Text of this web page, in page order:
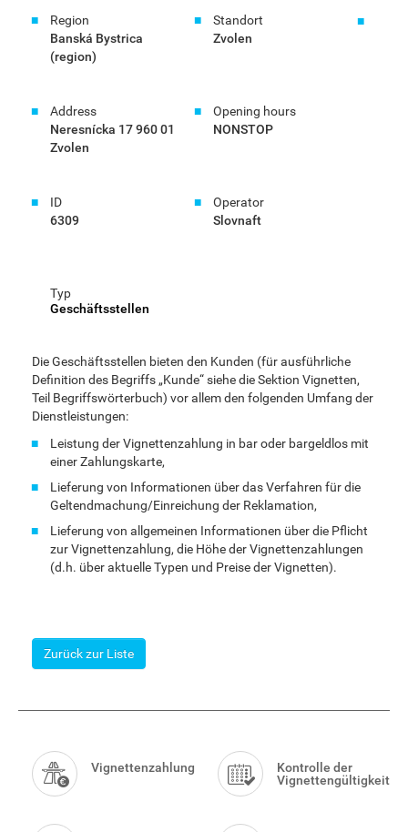
Region
Banská Bystrica
(region)
Standort
Zvolen
Address
Neresnícka 17 960 01
Zvolen
Opening hours
NONSTOP
ID
6309
Operator
Slovnaft
Typ
Geschäftsstellen
Die Geschäftsstellen bieten den Kunden (für ausführliche
Definition des Begriffs „Kunde“ siehe die Sektion Vignetten,
Teil Begriffswörterbuch) vor allem den folgenden Umfang der
Dienstleistungen:
Leistung der Vignettenzahlung in bar oder bargeldlos mit
einer Zahlungskarte,
Lieferung von Informationen über das Verfahren für die
Geltendmachung/Einreichung der Reklamation,
Lieferung von allgemeinen Informationen über die Pflicht
zur Vignettenzahlung, die Höhe der Vignettenzahlungen
(d.h. über aktuelle Typen und Preise der Vignetten).
Zurück zur Liste
Menu
Vignettenzahlung
Kontrolle der
Vignettengültigkeit